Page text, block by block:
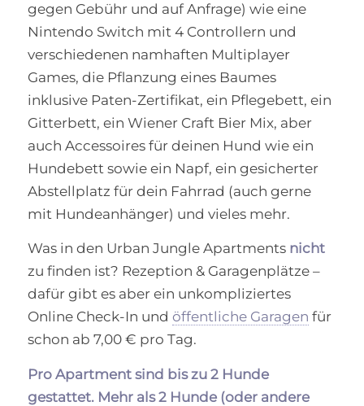
gegen Gebühr und auf Anfrage) wie eine
Nintendo Switch mit 4 Controllern und
verschiedenen namhaften Multiplayer
Games, die Pflanzung eines Baumes
inklusive Paten-Zertifikat, ein Pflegebett, ein
Gitterbett, ein Wiener Craft Bier Mix, aber
auch Accessoires für deinen Hund wie ein
Hundebett sowie ein Napf, ein gesicherter
Abstellplatz für dein Fahrrad (auch gerne
mit Hundeanhänger) und vieles mehr.
Was in den Urban Jungle Apartments nicht
zu finden ist? Rezeption & Garagenplätze –
dafür gibt es aber ein unkompliziertes
Online Check-In und öffentliche Garagen für
schon ab 7,00 € pro Tag.
Pro Apartment sind bis zu 2 Hunde
gestattet. Mehr als 2 Hunde (oder andere